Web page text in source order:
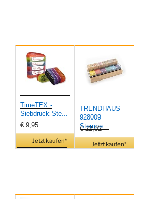
TimeTEX -
Siebdruck-Ste...
€ 9,95
Jetzt kaufen*
TRENDHAUS
928009
Stempe...
€ 22,02
Jetzt kaufen*